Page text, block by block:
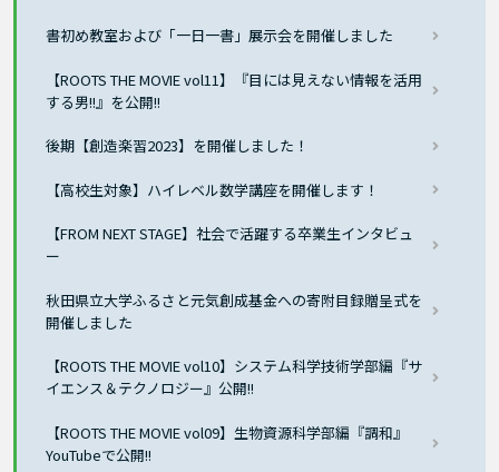
書初め教室および「一日一書」展示会を開催しました
【ROOTS THE MOVIE vol11】『目には見えない情報を活用
する男!!』を公開!!
後期【創造楽習2023】を開催しました！
【高校生対象】ハイレベル数学講座を開催します！
【FROM NEXT STAGE】社会で活躍する卒業生インタビュ
ー
秋田県立大学ふるさと元気創成基金への寄附目録贈呈式を
開催しました
【ROOTS THE MOVIE vol10】システム科学技術学部編『サ
イエンス＆テクノロジー』公開!!
【ROOTS THE MOVIE vol09】生物資源科学部編『調和』
YouTubeで公開!!